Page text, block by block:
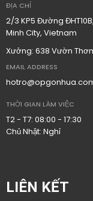
ĐỊA CHỈ
2/3 KP5 Đường
Minh City, Vietnam
Xưởng: 638 Vườn
EMAIL ADDRESS
THỜI GIAN LÀM VIỆC
T2 - T7: 08:00 - 17:30
Chủ Nhật: Nghỉ
LIÊN KẾT